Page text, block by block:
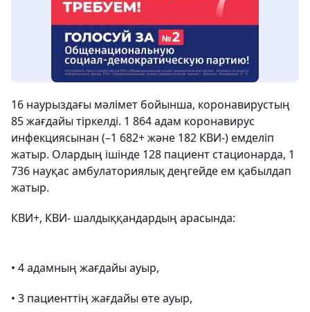
16 наурыздағы мәлімет бойынша, коронавирустың
85 жағдайы тіркелді. 1 864 адам коронавирус
инфекциясынан (–1 682+ және 182 КВИ-) емделіп
жатыр. Олардың ішінде 128 пациент стационарда, 1
736 науқас амбулаториялық деңгейде ем қабылдап
жатыр.
КВИ+, КВИ- шалдыққандардың арасында:
• 4 адамның жағдайы ауыр,
• 3 пациенттің жағдайы өте ауыр,